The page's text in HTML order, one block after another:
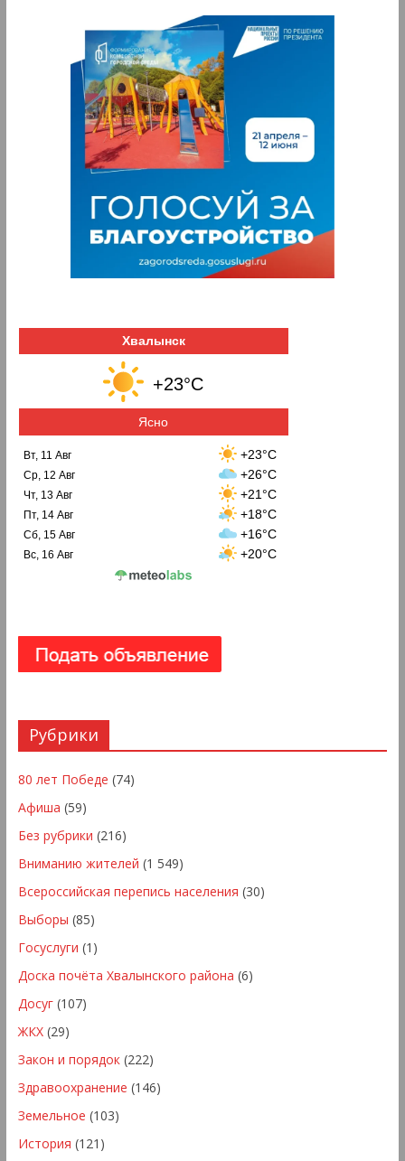
Хвалынск
+23°C
Ясно
Вт, 11 Авг +23°C
Ср, 12 Авг +26°C
Чт, 13 Авг +21°C
Пт, 14 Авг +18°C
Сб, 15 Авг +16°C
Вс, 16 Авг +20°C
Рубрики
80 лет Победе (74)
Афиша (59)
Без рубрики (216)
Вниманию жителей (1 549)
Всероссийская перепись населения (30)
Выборы (85)
Госуслуги (1)
Доска почёта Хвалынского района (6)
Досуг(107)
ЖКХ(29)
Закон и порядок(222)
Здравоохранение (146)
Земельное (103)
История (121)